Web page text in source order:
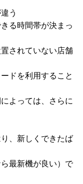
う
る時間帯が決まっ
されていない店舗
ドを利用すること
よっては、さらに
、新しくできたば
最新機が良い）で